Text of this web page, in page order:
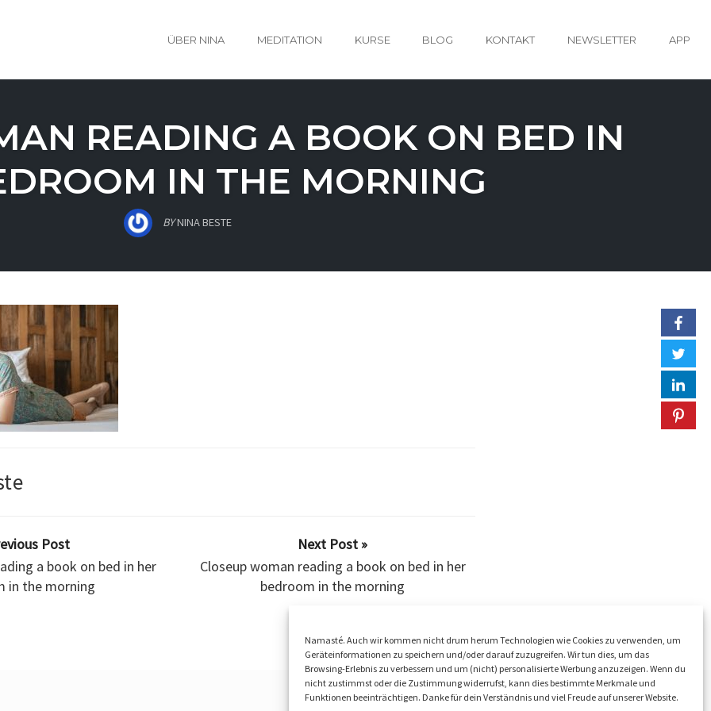
Namasté. Auch wir kommen nicht drum herum Technologien wie Cookies zu verwenden, um
Geräteinformationen zu speichern und/oder darauf zuzugreifen. Wir tun dies, um das
Browsing-Erlebnis zu verbessern und um (nicht) personalisierte Werbung anzuzeigen. Wenn du
nicht zustimmst oder die Zustimmung widerrufst, kann dies bestimmte Merkmale und
Funktionen beeinträchtigen. Danke für dein Verständnis und viel Freude auf unserer Website.
ÜBER NINA MEDITATION KURSE BLOG KONTAKT NEWSLETTER APP
READING A BOOK ON BED IN
IN THE MORNING
BYNINA BESTE
Post
a book on bed in her
in the morning
Next Post »
Closeup woman reading a book on bed in her
bedroom in the morning